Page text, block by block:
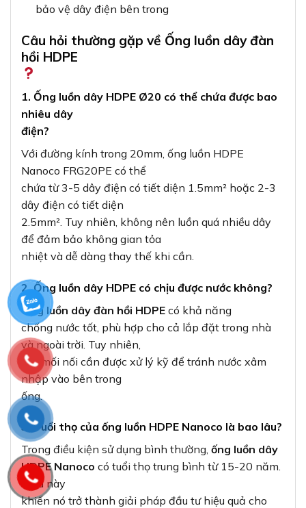
bảo vệ dây điện bên trong
Câu hỏi thường gặp về Ống luồn dây đàn
hồi HDPE
1. Ống luồn dây HDPE Ø20 có thể chứa được bao
nhiêu dây
điện?
Với đường kính trong 20mm, ống luồn HDPE
Nanoco FRG20PE có thể
chứa từ 3-5 dây điện có tiết diện 1.5mm² hoặc 2-3
dây điện có tiết diện
2.5mm². Tuy nhiên, không nên luồn quá nhiều dây
để đảm bảo không gian tỏa
nhiệt và dễ dàng thay thế khi cần.
2. Ống luồn dây HDPE có chịu được nước không?
Ống luồn dây đàn hồi HDPE có khả năng
chống nước tốt, phù hợp cho cả lắp đặt trong nhà
và ngoài trời. Tuy nhiên,
các mối nối cần được xử lý kỹ để tránh nước xâm
nhập vào bên trong
ống.
3. Tuổi thọ của ống luồn HDPE Nanoco là bao lâu?
Trong điều kiện sử dụng bình thường, ống luồn dây
HDPE Nanoco có tuổi thọ trung bình từ 15-20 năm.
Điều này
khiến nó trở thành giải pháp đầu tư hiệu quả cho